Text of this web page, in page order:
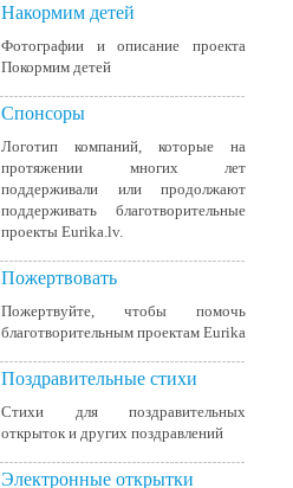
Накормим детей
Фотографии и описание проекта
Покормим детей
Спонсоры
Логотип компаний, которые на
протяжении многих лет
поддерживали или продолжают
поддерживать благотворительные
проекты Eurika.lv.
Пожертвовать
Пожертвуйте, чтобы помочь
благотворительным проектам Eurika
Поздравительные стихи
Стихи для поздравительных
открыток и других поздравлений
Электронные открытки